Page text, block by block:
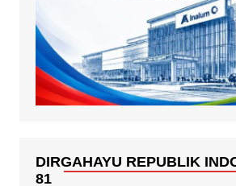
DIRGAHAYU REPUBLIK
81